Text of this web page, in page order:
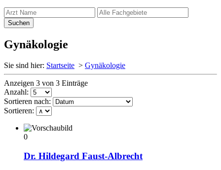
Gynäkologie
Sie sind hier: Startseite > Gynäkologie
Anzeigen 3 von 3 Einträge
Anzahl:
Sortieren nach:
Sortieren:
0
Dr. Hildegard Faust-Albrecht